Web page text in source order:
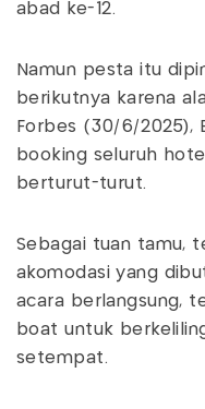
abad ke-12.
Namun pesta itu
berikutnya karena
Forbes (30/6/2025),
booking seluruh
berturut-turut.
Sebagai tuan tamu,
akomodasi yang
acara berlangsung,
boat untuk
setempat.